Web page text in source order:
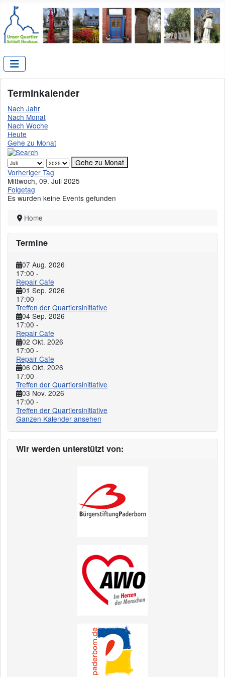
Terminkalender
Nach Jahr
Nach Monat
Nach Woche
Heute
Gehe zu Monat
Gehe zu Monat
Vorheriger Tag
Mittwoch, 09. Juli 2025
Folgetag
Es wurden keine Events gefunden
Home
Termine
07 Aug. 2026
17:00 -
Repair Cafe
01 Sep. 2026
17:00 -
Treffen der Quartiersinitiative
04 Sep. 2026
17:00 -
Repair Cafe
02 Okt. 2026
17:00 -
Repair Cafe
06 Okt. 2026
17:00 -
Treffen der Quartiersinitiative
03 Nov. 2026
17:00 -
Treffen der Quartiersinitiative
Ganzen Kalender ansehen
Wir werden unterstützt von: